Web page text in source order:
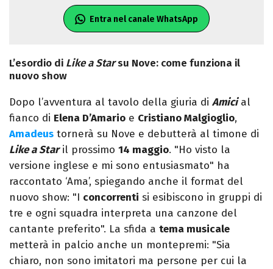
Entra nel canale WhatsApp
L’esordio di Like a Starsu Nove: come funziona il
nuovo show
Dopo l’avventura al tavolo della giuria di Amicial
fianco di Elena D’Amario e Cristiano Malgioglio,
Amadeus tornerà su Nove e debutterà al timone di
Like a Staril prossimo 14 maggio. "Ho visto la
versione inglese e mi sono entusiasmato" ha
raccontato ‘Ama’, spiegando anche il format del
nuovo show: "I concorrenti si esibiscono in gruppi di
tre e ogni squadra interpreta una canzone del
cantante preferito". La sfida a tema musicale
metterà in palcio anche un montepremi: "Sia
chiaro, non sono imitatori ma persone per cui la